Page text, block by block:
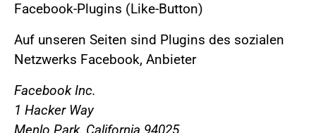
Facebook-Plugins (Like-Button)
Auf unseren Seiten sind Plugins des sozialen
Netzwerks Facebook, Anbieter
Facebook Inc.
1 Hacker Way